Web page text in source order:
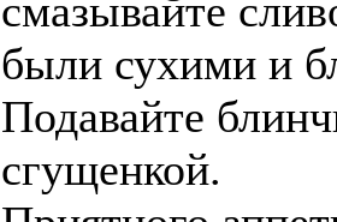
смазывайте
были сухими и
Подавайте
сгущенкой.